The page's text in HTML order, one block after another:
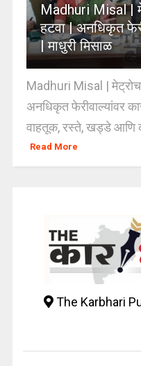
Madhuri Misal |
हटवा | अनधिकृत
| माधुरी मिसाळ
Madhuri Misal | मेट्रोचा
अनधिकृत फेरीवाल्यांवर
वाहतूक, रस्ते, खड्डे आणि
Read More
The Karbhari